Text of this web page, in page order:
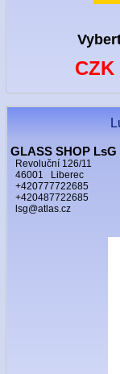
CZK
GLASS SHOP
Revoluční 126/11
46001 Liberec
+420777722685
+420487722685
lsg@atlas.cz